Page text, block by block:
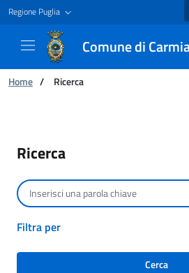
Regione Puglia
Comune di
Ti trovi in:
Home / Ricerca
Ricerca
Cerca per testo
Filtra per
Cerca